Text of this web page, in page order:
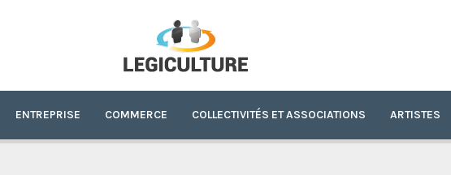
ENTREPRISE COMMERCE COLLECTIVITÉS ET ASSOCIATIONS ARTISTES